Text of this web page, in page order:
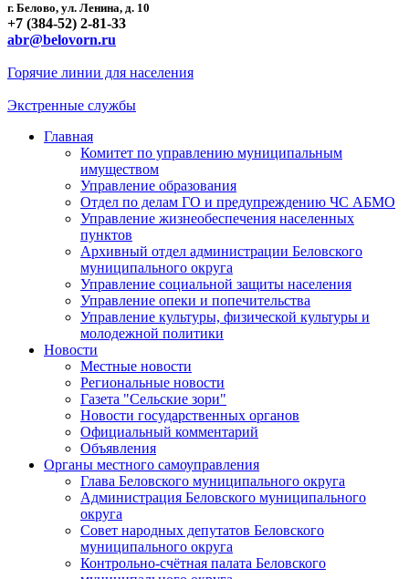
г. Белово, ул. Ленина, д. 10
+7 (384-52) 2-81-33
abr@belovorn.ru
Горячие линии для населения
Экстренные службы
Главная
Комитет по управлению муниципальным
имуществом
Управление образования
Отдел по делам ГО и предупреждению ЧС АБМО
Управление жизнеобеспечения населенных
пунктов
Архивный отдел администрации Беловского
муниципального округа
Управление социальной защиты населения
Управление опеки и попечительства
Управление культуры, физической культуры и
молодежной политики
Новости
Местные новости
Региональные новости
Газета "Сельские зори"
Новости государственных органов
Официальный комментарий
Объявления
Органы местного самоуправления
Глава Беловского муниципального округа
Администрация Беловского муниципального
округа
Совет народных депутатов Беловского
муниципального округа
Контрольно-счётная палата Беловского